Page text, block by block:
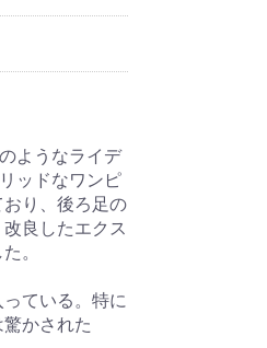
ようなライデ
ッドなワンピ
り、後ろ足の
良したエクス
。
ている。特に
かされた